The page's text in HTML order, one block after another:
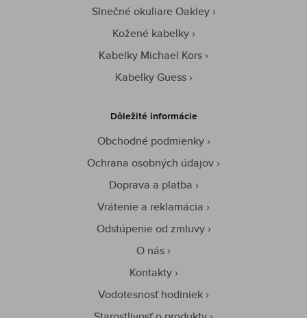
Slnečné okuliare Oakley
Kožené kabelky
Kabelky Michael Kors
Kabelky Guess
Dôležité informácie
Obchodné podmienky
Ochrana osobných údajov
Doprava a platba
Vrátenie a reklamácia
Odstúpenie od zmluvy
O nás
Kontakty
Vodotesnosť hodiniek